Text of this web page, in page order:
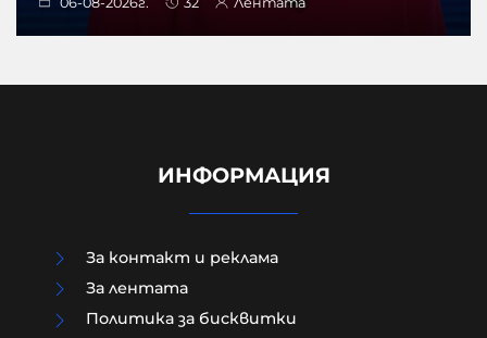
ИНФОРМАЦИЯ
За контакт и реклама
За лентата
Политика за бисквитки